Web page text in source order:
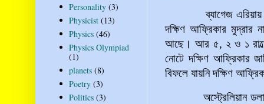
ব্যাগেজ এরিয়ায়
দক্ষিণ আফ্রিকার মুদ্রার
আছে। আর ৫, ২ ও ১
নোটে দক্ষিণ আফ্রিকার
বিফলে যায়নি দক্ষিণ
অস্ট্রেলিয়ান ডলার-
Personality (3)
Physicist (13)
Physics (46)
Physics Olympiad
(1)
planets (8)
Poetry (3)
Politics (3)